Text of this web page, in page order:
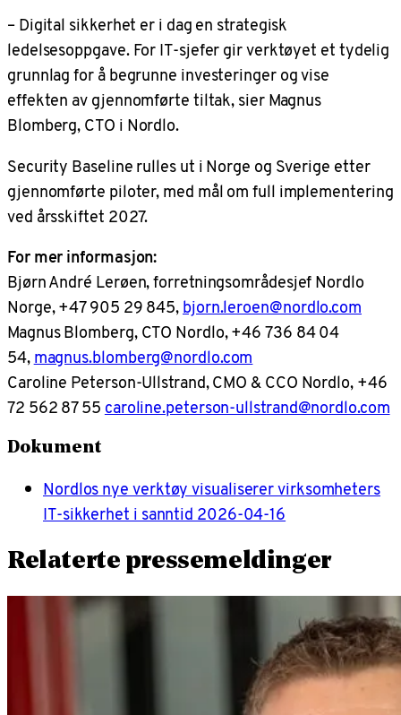
– Digital sikkerhet er i dag en strategisk
ledelsesoppgave. For IT-sjefer gir verktøyet et tydelig
grunnlag for å begrunne investeringer og vise
effekten av gjennomførte tiltak, sier Magnus
Blomberg, CTO i Nordlo.
Security Baseline rulles ut i Norge og Sverige etter
gjennomførte piloter, med mål om full implementering
ved årsskiftet 2027.
For mer informasjon:
Bjørn André Lerøen, forretningsområdesjef Nordlo
Norge, +47 905 29 845,bjorn.leroen@nordlo.com
Magnus Blomberg, CTO Nordlo, +46 736 84 04
54,magnus.blomberg@nordlo.com
Caroline Peterson-Ullstrand, CMO & CCO Nordlo, +46
72 562 87 55 caroline.peterson-ullstrand@nordlo.com
Dokument
Nordlos nye verktøy visualiserer virksomheters
IT-sikkerhet i sanntid 2026-04-16
Relaterte pressemeldinger